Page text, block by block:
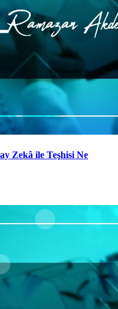
Zekâ ile Teşhisi Ne